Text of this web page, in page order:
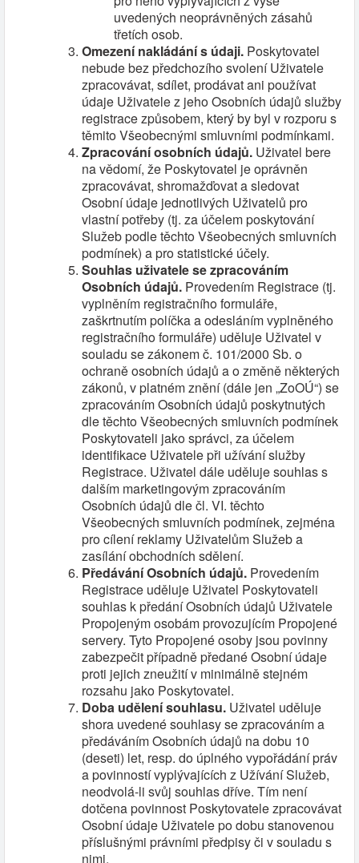
uvedených neoprávněných zásahů
třetích osob.
Omezení nakládání s údaji. Poskytovatel
nebude bez předchozího svolení Uživatele
zpracovávat, sdílet, prodávat ani používat
údaje Uživatele z jeho Osobních údajů služby
registrace způsobem, který by byl v rozporu s
těmito Všeobecnými smluvními podmínkami.
Zpracování osobních údajů. Uživatel bere
na vědomí, že Poskytovatel je oprávněn
zpracovávat, shromažďovat a sledovat
Osobní údaje jednotlivých Uživatelů pro
vlastní potřeby (tj. za účelem poskytování
Služeb podle těchto Všeobecných smluvních
podmínek) a pro statistické účely.
Souhlas uživatele se zpracováním
Osobních údajů. Provedením Registrace (tj.
vyplněním registračního formuláře,
zaškrtnutím políčka a odesláním vyplněného
registračního formuláře) uděluje Uživatel v
souladu se zákonem č. 101/2000 Sb. o
ochraně osobních údajů a o změně některých
zákonů, v platném znění (dále jen „ZoOÚ“) se
zpracováním Osobních údajů poskytnutých
dle těchto Všeobecných smluvních podmínek
Poskytovateli jako správci, za účelem
identifikace Uživatele při užívání služby
Registrace. Uživatel dále uděluje souhlas s
dalším marketingovým zpracováním
Osobních údajů dle čl. VI. těchto
Všeobecných smluvních podmínek, zejména
pro cílení reklamy Uživatelům Služeb a
zasílání obchodních sdělení.
Předávání Osobních údajů. Provedením
Registrace uděluje Uživatel Poskytovateli
souhlas k předání Osobních údajů Uživatele
Propojeným osobám provozujícím Propojené
servery. Tyto Propojené osoby jsou povinny
zabezpečit případně předané Osobní údaje
proti jejich zneužití v minimálně stejném
rozsahu jako Poskytovatel.
Doba udělení souhlasu. Uživatel uděluje
shora uvedené souhlasy se zpracováním a
předáváním Osobních údajů na dobu 10
(deseti) let, resp. do úplného vypořádání práv
a povinností vyplývajících z Užívání Služeb,
neodvolá-li svůj souhlas dříve. Tím není
dotčena povinnost Poskytovatele zpracovávat
Osobní údaje Uživatele po dobu stanovenou
příslušnými právními předpisy či v souladu s
nimi.